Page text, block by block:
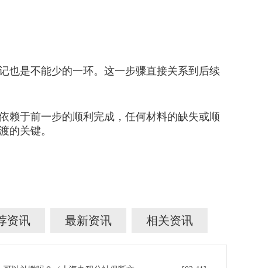
是不能少的一环。这一步骤直接关系到后续
于前一步的顺利完成，任何材料的缺失或顺
的关键。
资讯 最新资讯 相关资讯